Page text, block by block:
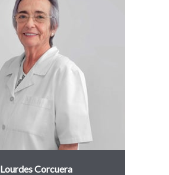
Lourdes Corcuera